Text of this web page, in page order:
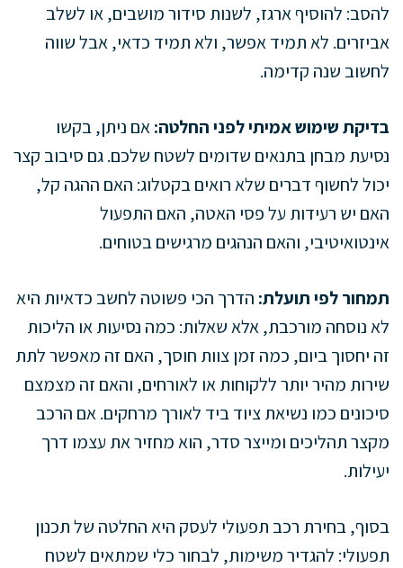
להסב: להוסיף ארגז, לשנות סידור מושבים, או לשלב
אביזרים. לא תמיד אפשר, ולא תמיד כדאי, אבל שווה
לחשוב שנה קדימה.
בדיקת שימוש אמיתי לפני החלטה:אם ניתן, בקשו
נסיעת מבחן בתנאים שדומים לשטח שלכם. גם סיבוב קצר
יכול לחשוף דברים שלא רואים בקטלוג: האם ההגה קל,
האם יש רעידות על פסי האטה, האם התפעול
אינטואיטיבי, והאם הנהגים מרגישים בטוחים.
תמחור לפי תועלת: הדרך הכי פשוטה לחשב כדאיות היא
לא נוסחה מורכבת, אלא שאלות: כמה נסיעות או הליכות
זה יחסוך ביום, כמה זמן צוות חוסך, האם זה מאפשר לתת
שירות מהיר יותר ללקוחות או לאורחים, והאם זה מצמצם
סיכונים כמו נשיאת ציוד ביד לאורך מרחקים. אם הרכב
מקצר תהליכים ומייצר סדר, הוא מחזיר את עצמו דרך
יעילות.
בסוף, בחירת רכב תפעולי לעסק היא החלטה של תכנון
תפעולי: להגדיר משימות, לבחור כלי שמתאים לשטח